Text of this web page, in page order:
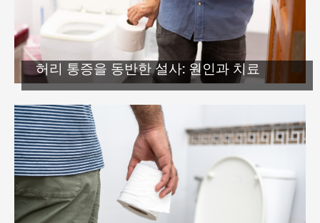
허리 통증을 동반한 설사: 원인과 치료